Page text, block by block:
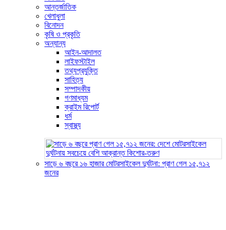
আন্তর্জাতিক
খেলাধুলা
বিনোদন
কৃষি ও প্রকৃতি
অন্যান্য
আইন-আদালত
লাইফস্টাইল
তথ্যপ্রযুক্তি
সাহিত্য
সম্পাদকীয়
গণমাধ্যম
ক্রাইম রিপোর্ট
ধর্ম
স্বাস্থ্য
সাড়ে ৬ বছরে ১৬ হাজার মোটরসাইকেল দুর্ঘটনা: প্রাণ গেল ১৫,৭১২
জনের